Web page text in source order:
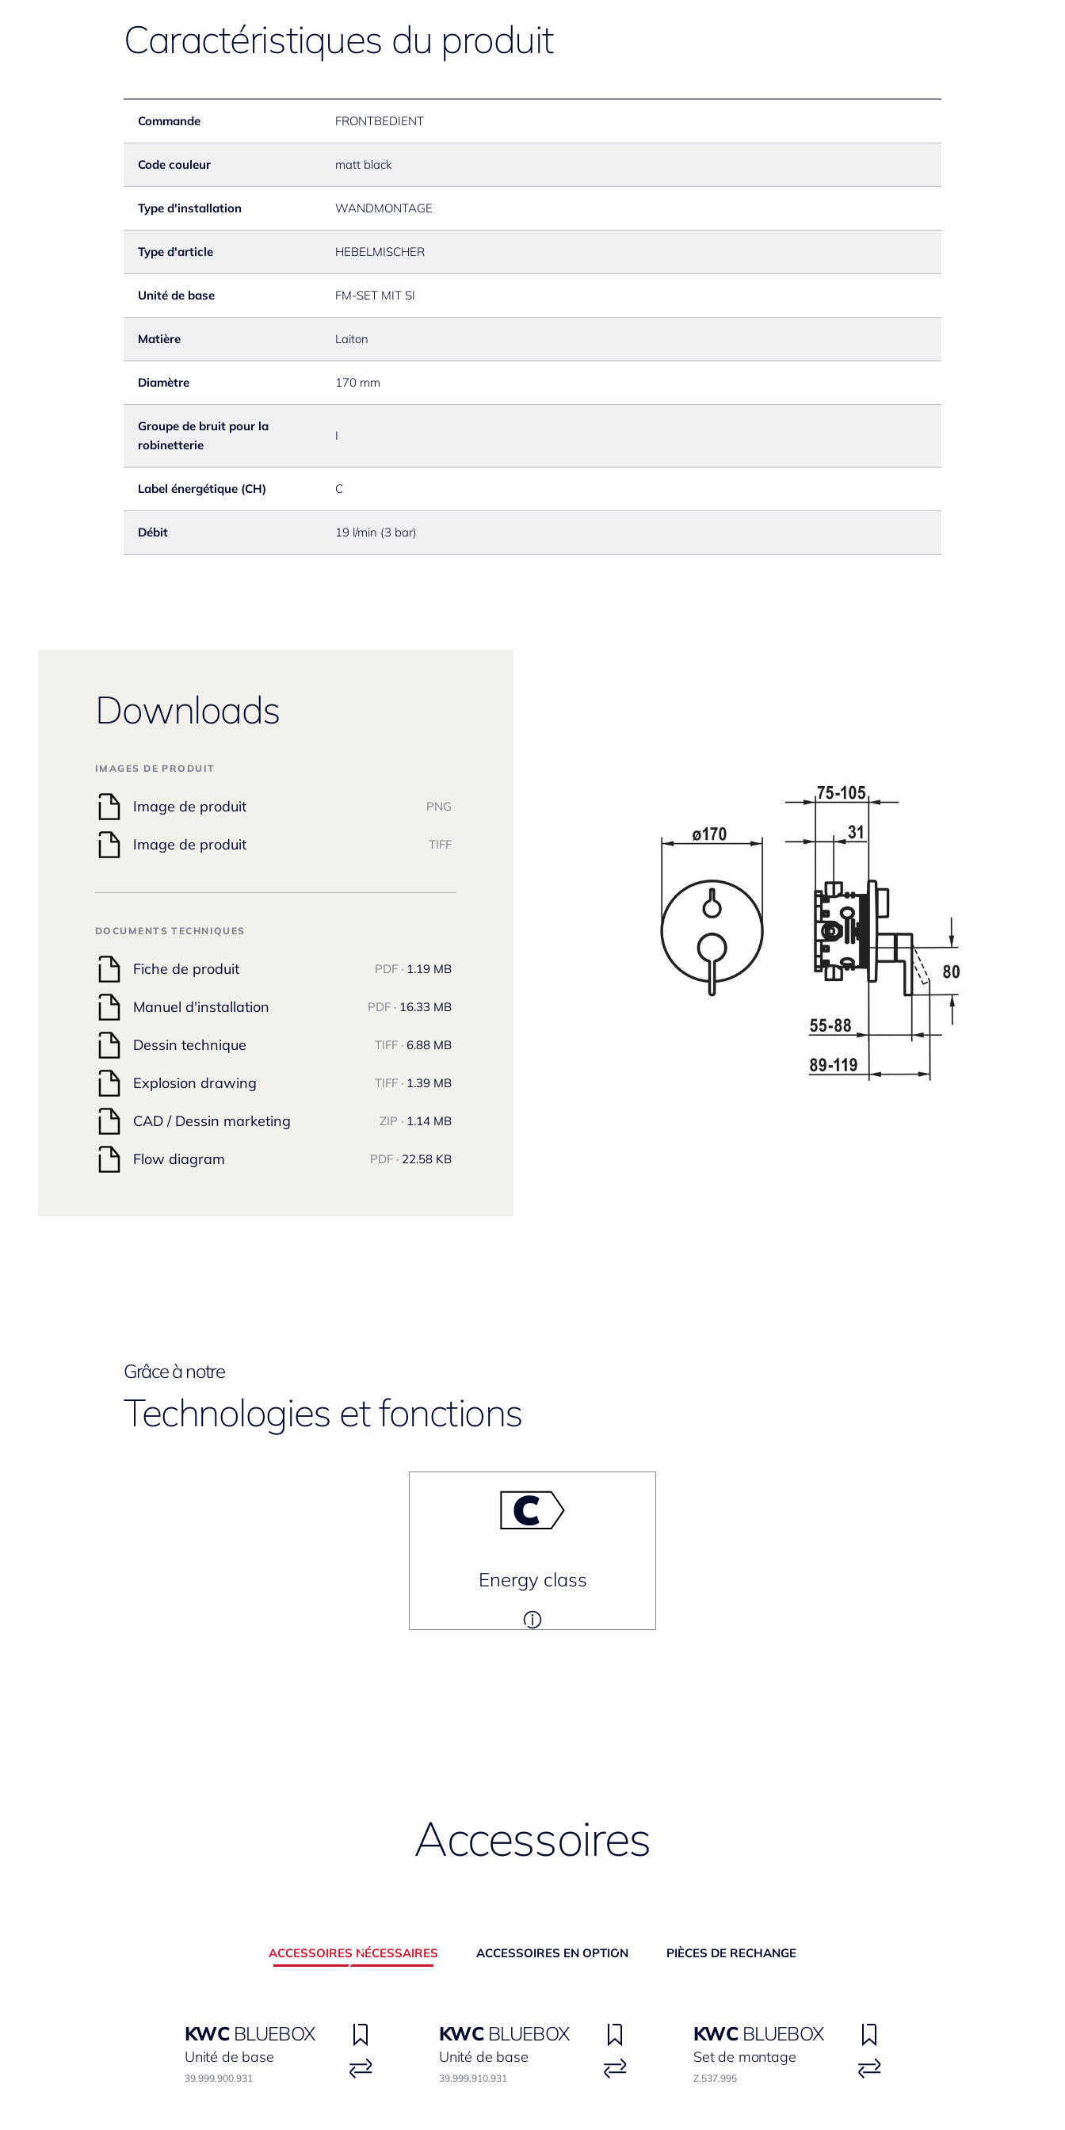
Caractéristiques du produit
Commande FRONTBEDIENT
Code couleur matt black
Type d'installation WANDMONTAGE
Type d'article HEBELMISCHER
Unité de base FM-SET MIT SI
Matière Laiton
Diamètre 170 mm
Groupe de bruit pour la
robinetterie
I
Label énergétique (CH) C
Débit 19 l/min (3 bar)
Downloads
IMAGES DE PRODUIT
Image de produit PNG
Image de produit TIFF
DOCUMENTS TECHNIQUES
Fiche de produit PDF · 1.19 MB
Manuel d'installation PDF · 16.33 MB
Dessin technique TIFF · 6.88 MB
Explosion drawing TIFF · 1.39 MB
CAD / Dessin marketing ZIP · 1.14 MB
Flow diagram PDF · 22.58 KB
Grâce à notre
Technologies et fonctions
Energy class
Accessoires
ACCESSOIRES NÉCESSAIRES ACCESSOIRES EN OPTION PIÈCES DE RECHANGE
KWC BLUEBOX
Unité de base
39.999.900.931
KWC BLUEBOX
Unité de base
39.999.910.931
KWC BLUEBOX
Set de montage
Z.537.995